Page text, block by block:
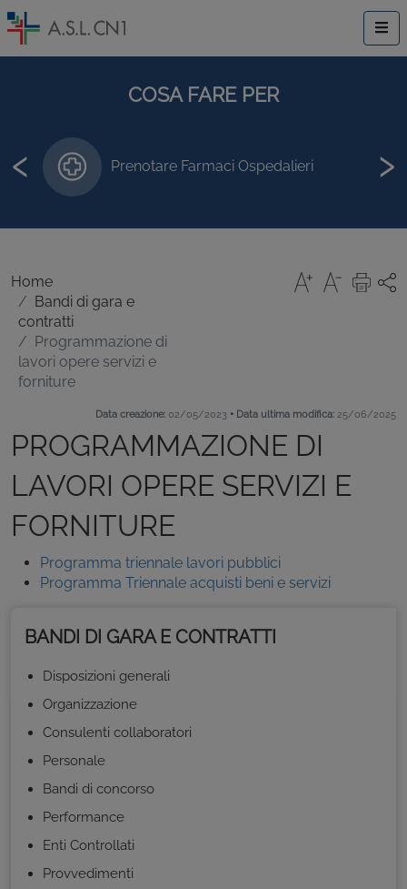
COSA FARE PER
Prenotare Farmaci Ospedalieri
‹ ›
Home
Bandi di gara e
contratti
Programmazione di
lavori opere servizi e
forniture
Data creazione: 02/05/2023 • Data ultima modifica: 25/06/2025
PROGRAMMAZIONE DI
LAVORI OPERE SERVIZI E
FORNITURE
Programma triennale lavori pubblici
Programma Triennale acquisti beni e servizi
BANDI DI GARA E CONTRATTI
Disposizioni generali
Organizzazione
Consulenti collaboratori
Personale
Bandi di concorso
Performance
Enti Controllati
Provvedimenti